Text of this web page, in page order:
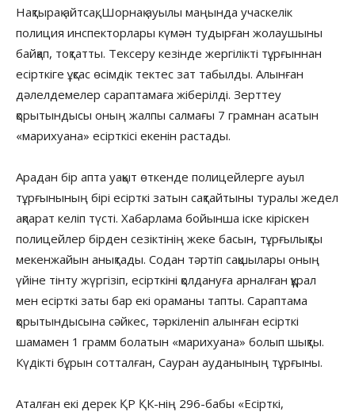
Нақтырақ айтсақ, Шорнақ ауылы маңында учаскелік
полиция инспекторлары күмән тудырған жолаушыны
байқап, тоқтатты. Тексеру кезінде жергілікті тұрғыннан
есірткіге ұқсас өсімдік тектес зат табылды. Алынған
дәлелдемелер сараптамаға жіберілді. Зерттеу
қорытындысы оның жалпы салмағы 7 грамнан асатын
«марихуана» есірткісі екенін растады.
Арадан бір апта уақыт өткенде полицейлерге ауыл
тұрғынының бірі есірткі затын сақтайтыны туралы жедел
ақпарат келіп түсті. Хабарлама бойынша іске кіріскен
полицейлер бірден сезіктінің жеке басын, тұрғылықты
мекенжайын анықтады. Содан тәртіп сақшылары оның
үйіне тінту жүргізіп, есірткіні қолдануға арналған құрал
мен есірткі заты бар екі ораманы тапты. Сараптама
қорытындысына сәйкес, тәркіленіп алынған есірткі
шамамен 1 грамм болатын «марихуана» болып шықты.
Күдікті бұрын сотталған, Сауран ауданының тұрғыны.
Аталған екі дерек ҚР ҚК-нің 296-бабы «Есірткі,